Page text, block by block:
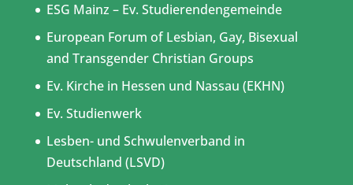
ESG Mainz – Ev. Studierendengemeinde
European Forum of Lesbian, Gay, Bisexual
and Transgender Christian Groups
Ev. Kirche in Hessen und Nassau (EKHN)
Ev. Studienwerk
Lesben- und Schwulenverband in
Deutschland (LSVD)